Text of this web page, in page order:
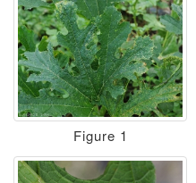
Figure 1